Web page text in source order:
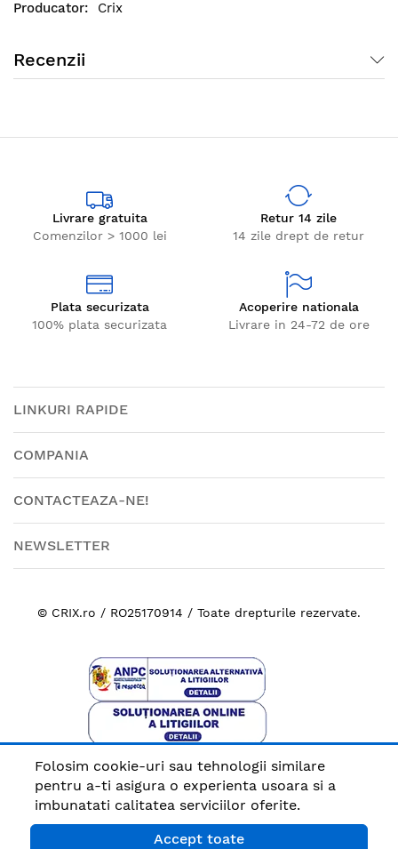
Crix
Recenzii
Livrare gratuita
Comenzilor > 1000 lei
Retur 14 zile
14 zile drept de retur
Plata securizata
100% plata securizata
Acoperire nationala
Livrare in 24-72 de ore
LINKURI RAPIDE
COMPANIA
CONTACTEAZA-NE!
NEWSLETTER
© CRIX.ro / RO25170914 / Toate drepturile rezervate.
Plata sigura cu
Folosim cookie-uri sau tehnologii similare
pentru a-ti asigura o experienta usoara si a
imbunatati calitatea serviciilor oferite.
Accept toate